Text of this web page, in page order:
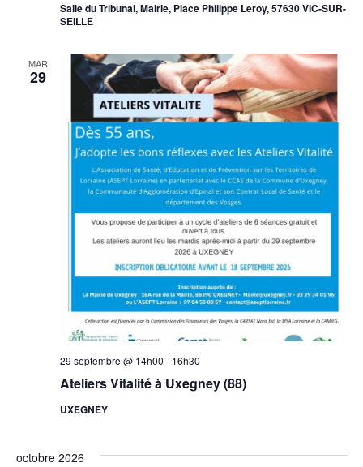
Salle du Tribunal, Mairie, Place Philippe Leroy, 57630 VIC-SUR-
SEILLE
MAR
29
Ateliers Vitalité à Uxegney (88)
29 septembre @ 14h00 - 16h30
UXEGNEY
octobre 2026